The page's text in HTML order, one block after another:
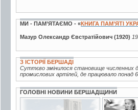
МИ - ПАМ’ЯТАЄМО - «КНИГА ПАМ’ЯТІ
Мазур Олександр Євстратійович (1920)
З ІСТОРІЇ БЕРШАДІ
Суттєво змінилося становище численних
промислових артілей, де працювало понад
ГОЛОВНІ НОВИНИ БЕРШАДЩИНИ